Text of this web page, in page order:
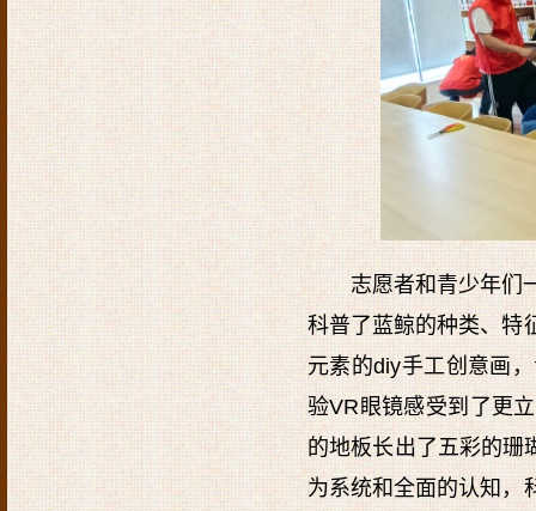
志愿者和青少年
科普了蓝鲸的种类、特
元素的diy手工创意画
验VR眼镜感受到了更
的地板长出了五彩的珊
为系统和全面的认知，